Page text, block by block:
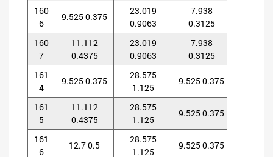
160
6
9.525 0.375
23.019
0.9063
7.938
0.3125
160
7
11.112
0.4375
23.019
0.9063
7.938
0.3125
161
4
9.525 0.375
28.575
1.125
9.525 0.375
161
5
11.112
0.4375
28.575
1.125
9.525 0.375
161
6
12.7 0.5
28.575
1.125
9.525 0.375